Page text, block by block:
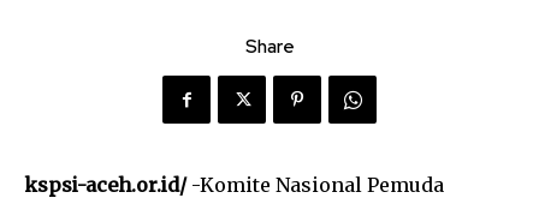
Share
kspsi-aceh.or.id/-Komite Nasional Pemuda